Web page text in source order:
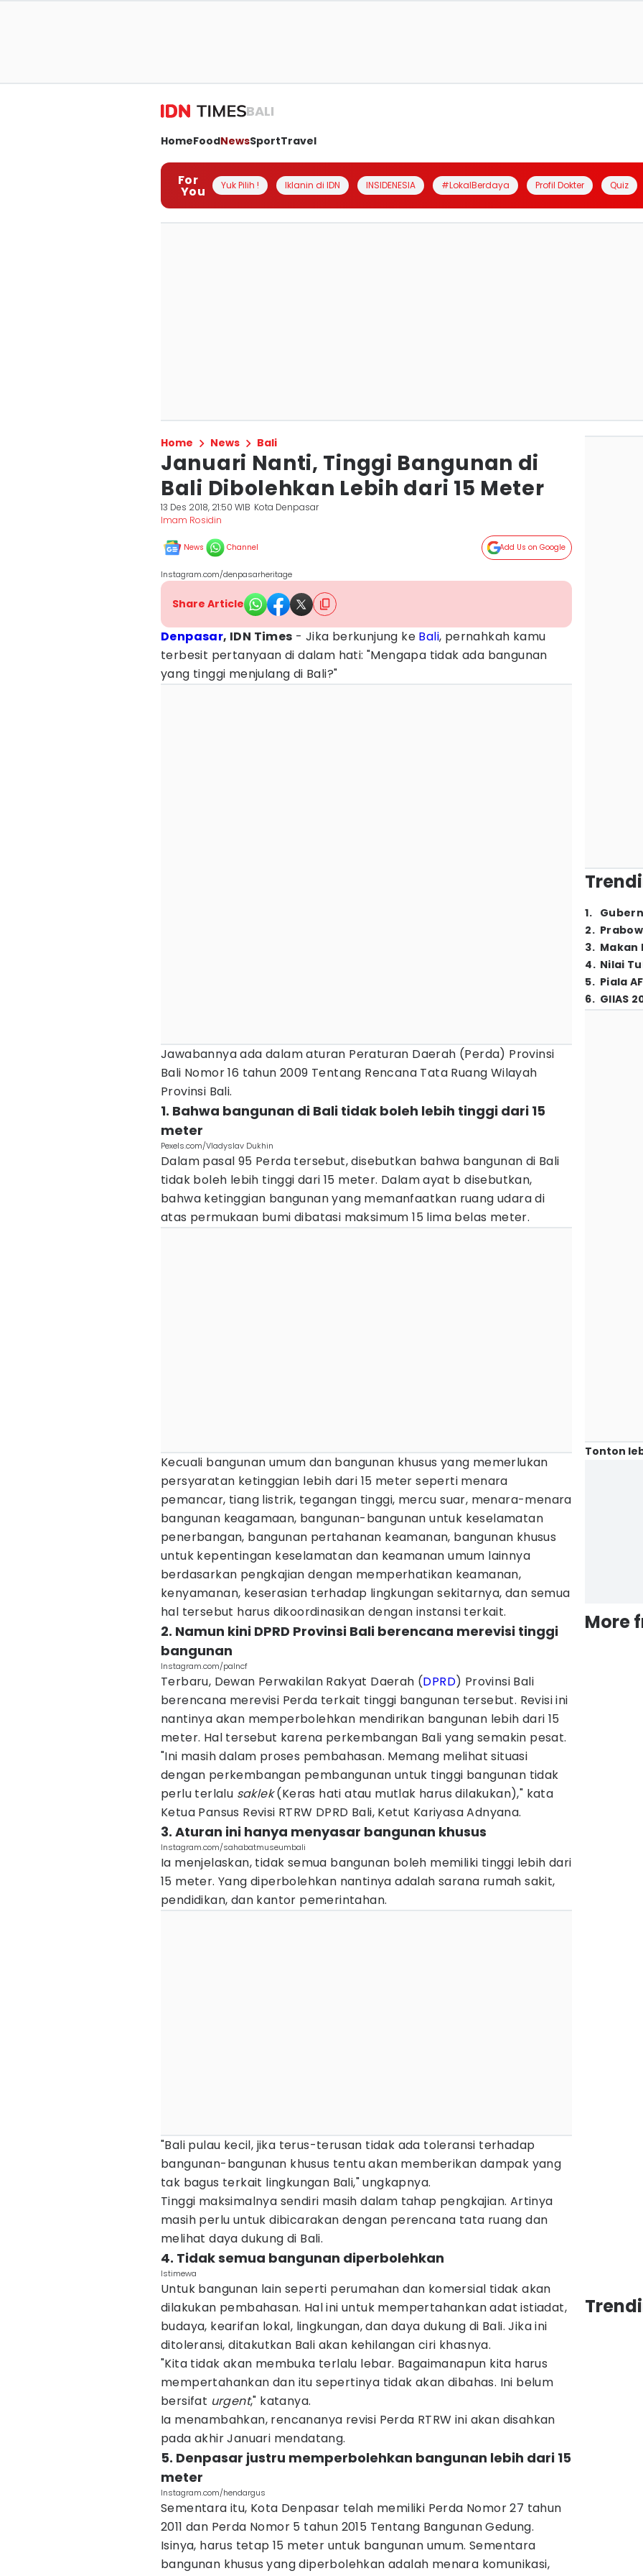
BALI
HomeFoodNewsSportTravel
For
You Yuk Pilih ! Iklanin di IDN INSIDENESIA #LokalBerdaya Profil Dokter Quiz
Home News Bali
Januari Nanti, Tinggi Bangunan di
Bali Dibolehkan Lebih dari 15 Meter
13 Des 2018, 21:50 WIB Kota Denpasar
Imam Rosidin
News Channel Add Us on Google
Instagram.com/denpasarheritage
Share Article
Denpasar, IDN Times - Jika berkunjung ke Bali, pernahkah kamu
terbesit pertanyaan di dalam hati: "Mengapa tidak ada bangunan
yang tinggi menjulang di Bali?"
Jawabannya ada dalam aturan Peraturan Daerah (Perda) Provinsi
Bali Nomor 16 tahun 2009 Tentang Rencana Tata Ruang Wilayah
Provinsi Bali.
1. Bahwa bangunan di Bali tidak boleh lebih tinggi dari 15
meter
Pexels.com/Vladyslav Dukhin
Dalam pasal 95 Perda tersebut, disebutkan bahwa bangunan di Bali
tidak boleh lebih tinggi dari 15 meter. Dalam ayat b disebutkan,
bahwa ketinggian bangunan yang memanfaatkan ruang udara di
atas permukaan bumi dibatasi maksimum 15 lima belas meter.
Kecuali bangunan umum dan bangunan khusus yang memerlukan
persyaratan ketinggian lebih dari 15 meter seperti menara
pemancar, tiang listrik, tegangan tinggi, mercu suar, menara-menara
bangunan keagamaan, bangunan-bangunan untuk keselamatan
penerbangan, bangunan pertahanan keamanan, bangunan khusus
untuk kepentingan keselamatan dan keamanan umum lainnya
berdasarkan pengkajian dengan memperhatikan keamanan,
kenyamanan, keserasian terhadap lingkungan sekitarnya, dan semua
hal tersebut harus dikoordinasikan dengan instansi terkait.
2. Namun kini DPRD Provinsi Bali berencana merevisi tinggi
bangunan
Instagram.com/palncf
Terbaru, Dewan Perwakilan Rakyat Daerah (DPRD) Provinsi Bali
berencana merevisi Perda terkait tinggi bangunan tersebut. Revisi ini
nantinya akan memperbolehkan mendirikan bangunan lebih dari 15
meter. Hal tersebut karena perkembangan Bali yang semakin pesat.
"Ini masih dalam proses pembahasan. Memang melihat situasi
dengan perkembangan pembangunan untuk tinggi bangunan tidak
perlu terlalu saklek(Keras hati atau mutlak harus dilakukan)," kata
Ketua Pansus Revisi RTRW DPRD Bali, Ketut Kariyasa Adnyana.
3. Aturan ini hanya menyasar bangunan khusus
Instagram.com/sahabatmuseumbali
Ia menjelaskan, tidak semua bangunan boleh memiliki tinggi lebih dari
15 meter. Yang diperbolehkan nantinya adalah sarana rumah sakit,
pendidikan, dan kantor pemerintahan.
"Bali pulau kecil, jika terus-terusan tidak ada toleransi terhadap
bangunan-bangunan khusus tentu akan memberikan dampak yang
tak bagus terkait lingkungan Bali," ungkapnya.
Tinggi maksimalnya sendiri masih dalam tahap pengkajian. Artinya
masih perlu untuk dibicarakan dengan perencana tata ruang dan
melihat daya dukung di Bali.
4. Tidak semua bangunan diperbolehkan
Istimewa
Untuk bangunan lain seperti perumahan dan komersial tidak akan
dilakukan pembahasan. Hal ini untuk mempertahankan adat istiadat,
budaya, kearifan lokal, lingkungan, dan daya dukung di Bali. Jika ini
ditoleransi, ditakutkan Bali akan kehilangan ciri khasnya.
"Kita tidak akan membuka terlalu lebar. Bagaimanapun kita harus
mempertahankan dan itu sepertinya tidak akan dibahas. Ini belum
bersifat urgent," katanya.
Ia menambahkan, rencananya revisi Perda RTRW ini akan disahkan
pada akhir Januari mendatang.
5. Denpasar justru memperbolehkan bangunan lebih dari 15
meter
Instagram.com/hendargus
Sementara itu, Kota Denpasar telah memiliki Perda Nomor 27 tahun
2011 dan Perda Nomor 5 tahun 2015 Tentang Bangunan Gedung.
Isinya, harus tetap 15 meter untuk bangunan umum. Sementara
bangunan khusus yang diperbolehkan adalah menara komunikasi,
1.
2.
3. Makan
4. Nilai
5. Piala
6. GIIAS
Tonton
More